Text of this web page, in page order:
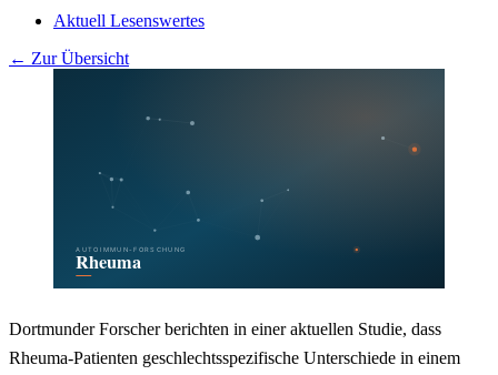
Aktuell Lesenswertes
← Zur Übersicht
Dortmunder Forscher berichten in einer aktuellen Studie, dass
Rheuma-Patienten geschlechtsspezifische Unterschiede in einem